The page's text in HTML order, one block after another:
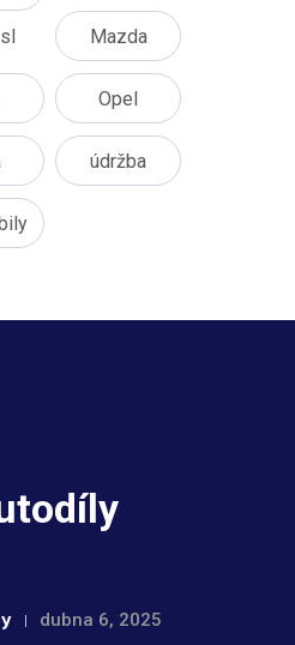
Mazda
Opel
údržba
dubna 6, 2025